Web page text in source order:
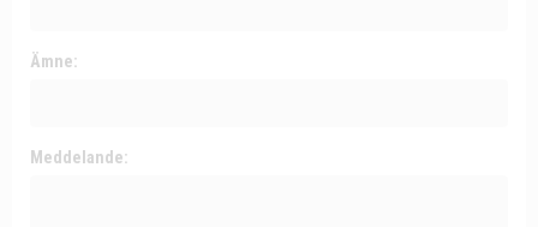
Ämne:
Meddelande: